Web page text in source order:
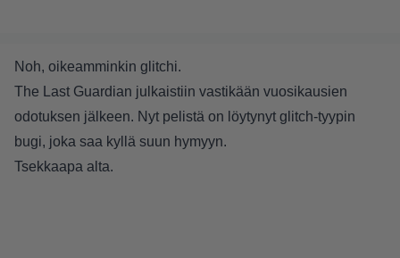
Noh, oikeamminkin glitchi.
The Last Guardian julkaistiin vastikään vuosikausien
odotuksen jälkeen. Nyt pelistä on löytynyt glitch-tyypin
bugi, joka saa kyllä suun hymyyn.
Tsekkaapa alta.